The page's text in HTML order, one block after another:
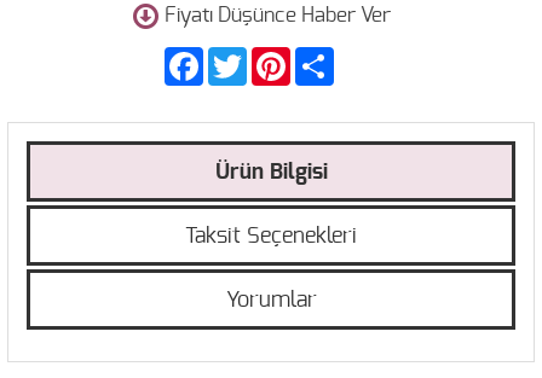
Fiyatı Düşünce Haber Ver
FacebookTwitter Pinterest
Ürün Bilgisi
Taksit Seçenekleri
Yorumlar